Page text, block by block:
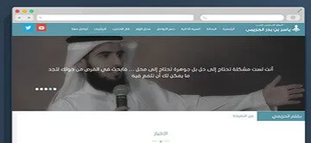
موقع ياسر بن بدر الحزيمي
التفاصيل